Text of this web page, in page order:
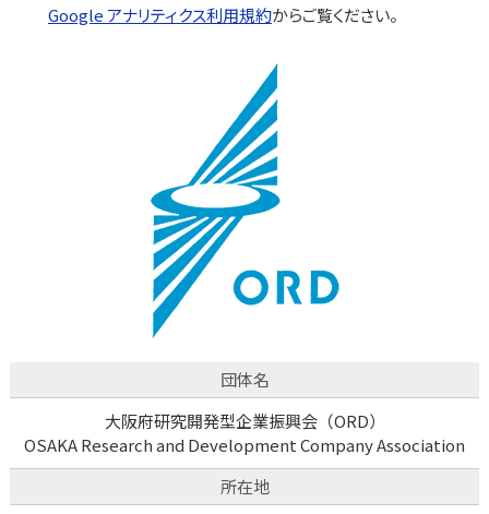
Google アナリティクス利用規約からご覧ください。
団体名
大阪府研究開発型企業振興会（ORD）
OSAKA Research and Development Company Association
所在地